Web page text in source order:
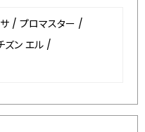
/ プロマスター /
ズン エル /